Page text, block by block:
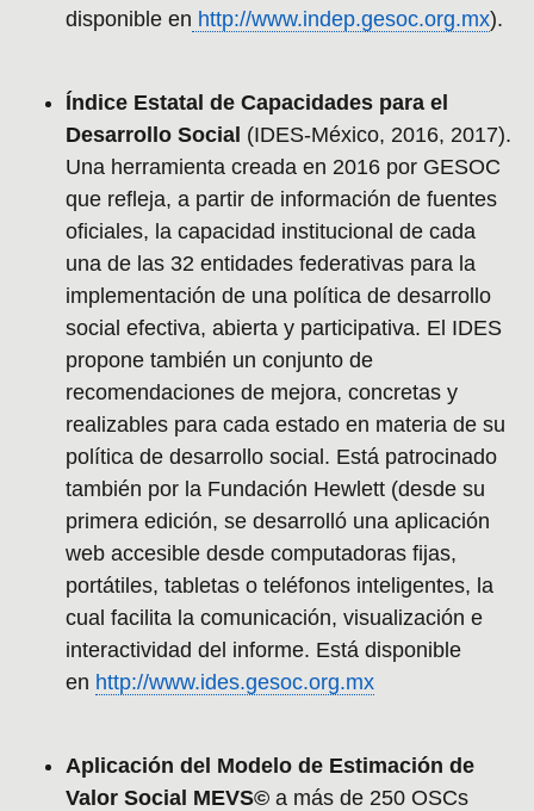
disponible en http://www.indep.gesoc.org.mx).
Índice Estatal de Capacidades para el
Desarrollo Social (IDES-México, 2016, 2017).
Una herramienta creada en 2016 por GESOC
que refleja, a partir de información de fuentes
oficiales, la capacidad institucional de cada
una de las 32 entidades federativas para la
implementación de una política de desarrollo
social efectiva, abierta y participativa. El IDES
propone también un conjunto de
recomendaciones de mejora, concretas y
realizables para cada estado en materia de su
política de desarrollo social. Está patrocinado
también por la Fundación Hewlett (desde su
primera edición, se desarrolló una aplicación
web accesible desde computadoras fijas,
portátiles, tabletas o teléfonos inteligentes, la
cual facilita la comunicación, visualización e
interactividad del informe. Está disponible
en http://www.ides.gesoc.org.mx
Aplicación del Modelo de Estimación de
Valor Social MEVS© a más de 250 OSCs